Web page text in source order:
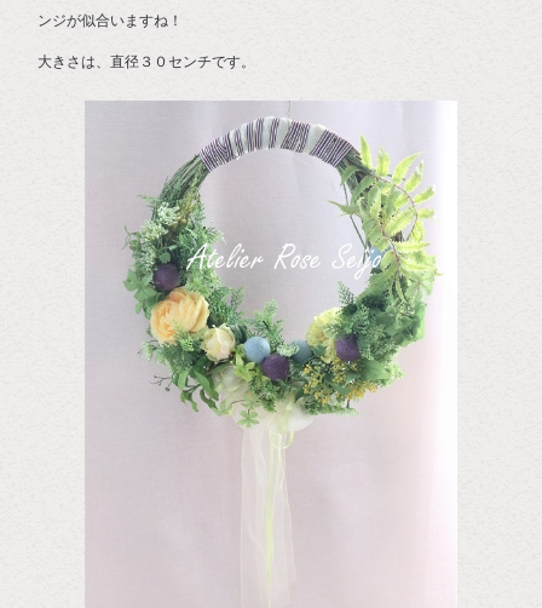
ンジが似合いますね！
大きさは、直径３０センチです。